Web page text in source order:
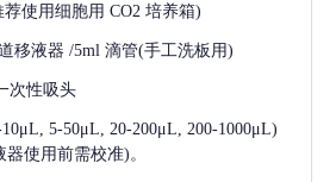
荐使用细胞用 CO2 培养箱)
移液器 /5ml 滴管(手工洗板用)
次性吸头
5-50μL, 20-200μL, 200-1000μL)
使用前需校准)。